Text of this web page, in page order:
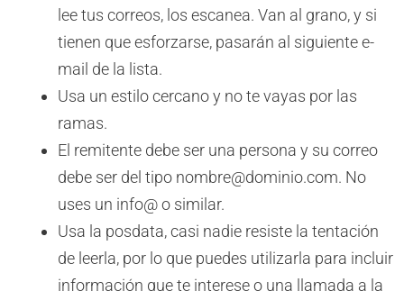
lee tus correos, los escanea. Van al grano, y si
tienen que esforzarse, pasarán al siguiente e-
mail de la lista.
Usa un estilo cercano y no te vayas por las
ramas.
El remitente debe ser una persona y su correo
debe ser del tipo nombre@dominio.com. No
uses un info@ o similar.
Usa la posdata, casi nadie resiste la tentación
de leerla, por lo que puedes utilizarla para incluir
información que te interese o una llamada a la